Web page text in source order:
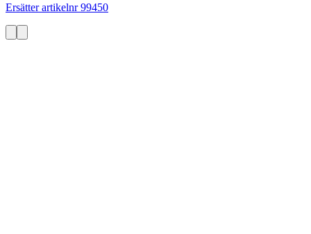
Ersätter artikelnr 99450